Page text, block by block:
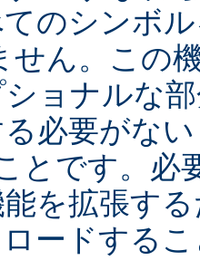
のシンボ
せん。この
ョナルな
必要がな
とです。必
を拡張す
ードする